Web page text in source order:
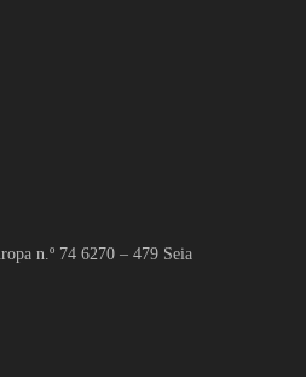
n.º 74 6270 – 479 Seia